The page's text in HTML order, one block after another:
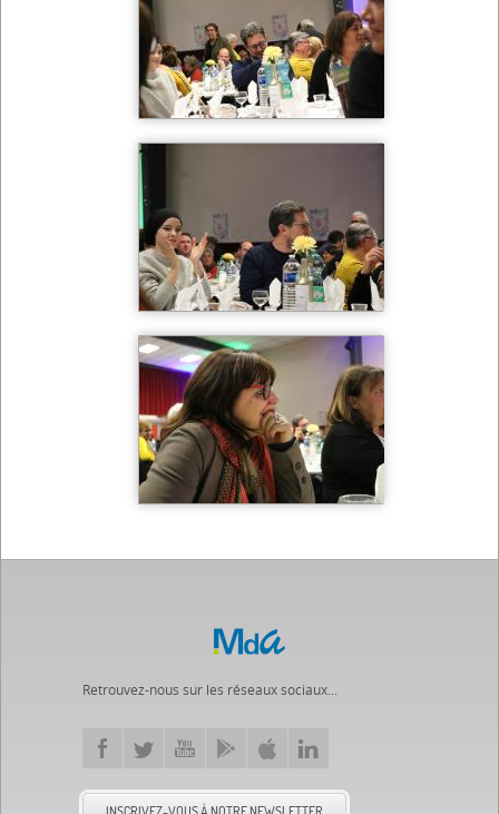
Retrouvez-nous sur les réseaux sociaux...